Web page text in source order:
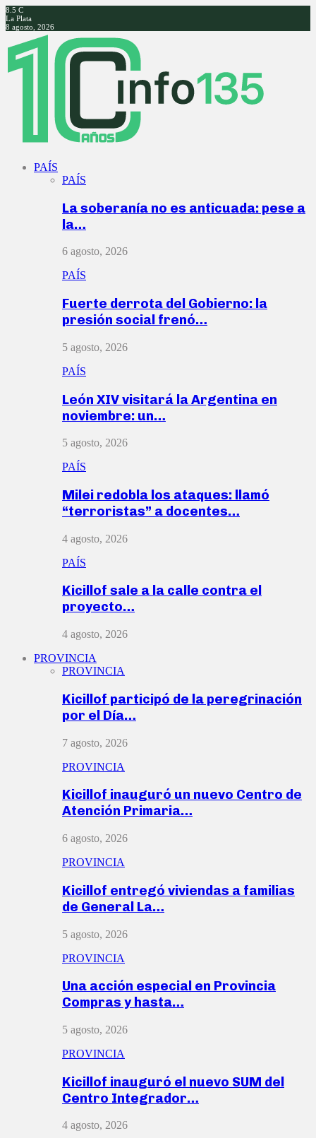
8.5 C
La Plata
8 agosto, 2026
Facebook
Twitter
Instagram
Youtube
PAÍS
PAÍS
La soberanía no es anticuada: pese a
la…
6 agosto, 2026
PAÍS
Fuerte derrota del Gobierno: la
presión social frenó…
5 agosto, 2026
PAÍS
León XIV visitará la Argentina en
noviembre: un…
5 agosto, 2026
PAÍS
Milei redobla los ataques: llamó
“terroristas” a docentes…
4 agosto, 2026
PAÍS
Kicillof sale a la calle contra el
proyecto…
4 agosto, 2026
PROVINCIA
PROVINCIA
Kicillof participó de la peregrinación
por el Día…
7 agosto, 2026
PROVINCIA
Kicillof inauguró un nuevo Centro de
Atención Primaria…
6 agosto, 2026
PROVINCIA
Kicillof entregó viviendas a familias
de General La…
5 agosto, 2026
PROVINCIA
Una acción especial en Provincia
Compras y hasta…
5 agosto, 2026
PROVINCIA
Kicillof inauguró el nuevo SUM del
Centro Integrador…
4 agosto, 2026